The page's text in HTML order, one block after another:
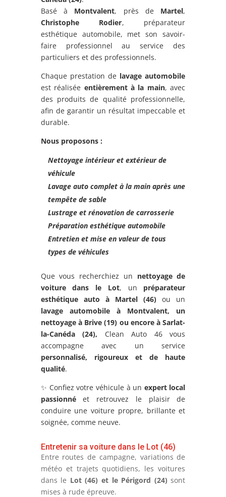
Basé à Montvalent, près de Martel,
Christophe Rodier, préparateur
esthétique automobile, met son savoir-
faire professionnel au service des
particuliers et des professionnels.
Chaque prestation de lavage automobile
est réalisée entièrement à la main, avec
des produits de qualité professionnelle,
afin de garantir un résultat impeccable et
durable.
Nous proposons :
Nettoyage intérieur et extérieur de
véhicule
Lavage auto complet à la main après une
tempête de sable
Lustrage et rénovation de carrosserie
Préparation esthétique automobile
Entretien et mise en valeur de tous
types de véhicules
Que vous recherchiez un nettoyage de
voiture dans le Lot, un préparateur
esthétique auto à Martel (46) ou un
lavage automobile à Montvalent, un
nettoyage à Brive (19) ou encore àSarlat-
la-Canéda(24), Clean Auto 46 vous
accompagne avec un service
personnalisé, rigoureux et de haute
qualité.
✨ Confiez votre véhicule à un expert local
passionnéet retrouvez le plaisir de
conduire une voiture propre, brillante et
soignée, comme neuve.
Entretenir sa voiture dans le Lot (46)
Entre routes de campagne, variations de
météo et trajets quotidiens, les voitures
dans le Lot (46) et le Périgord (24) sont
mises à rude épreuve.